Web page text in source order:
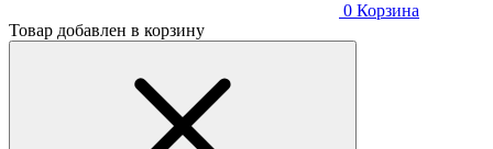
0 Корзина
Товар добавлен в корзину